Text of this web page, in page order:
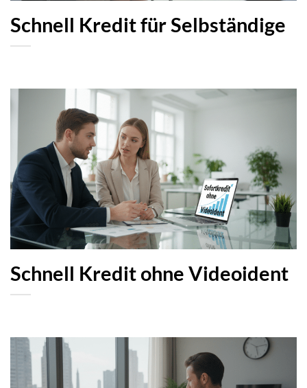
Schnell Kredit für Selbständige
Schnell Kredit ohne Videoident